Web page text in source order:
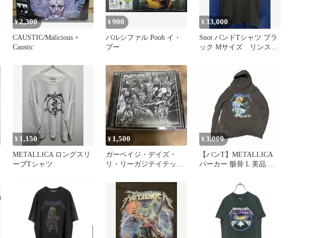
¥2,300
CAUSTIC/Malicious +
Caustic
¥900
パルシファル Pooh イ・
プー
¥33,000
Snot バンドTシャツ ブラ
ック Mサイズ リンスト
¥ 1,150
METALLICA ロングスリ
ーブTシャツ
¥ 1,500
ガーベイジ・デイズ・
リ・リーガジテイテッ
インド
¥ 3,000
【バンT】METALLICA
パーカー 骸骨 L 美品 メ